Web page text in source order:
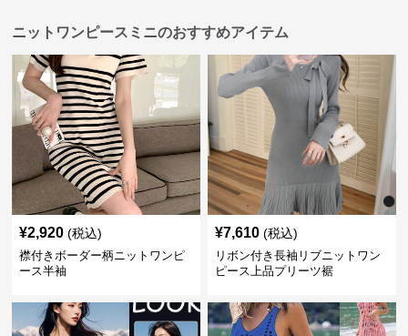
ニットワンピースミニのおすすめアイテム
¥2,920 (税込)
襟付きボーダー柄ニットワンピ
ース半袖
¥7,610 (税込)
リボン付き長袖リブニットワン
ピース上品プリーツ裾